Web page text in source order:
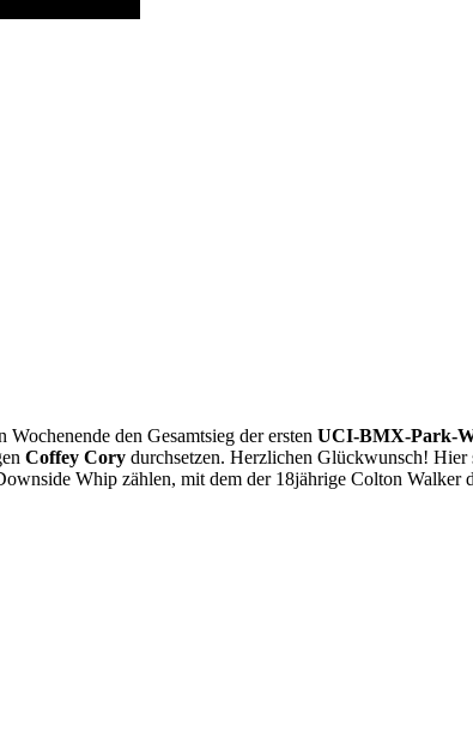
Wochenende den Gesamtsieg der ersten UCI-BMX-Park-
Coffey Cory durchsetzen. Herzlichen Glückwunsch!
Whip zählen, mit dem der 18jährige Colton Walker